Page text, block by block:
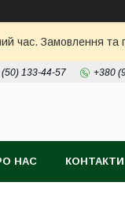
час. Замовлення
133-44-57 +380
НАС КОНТАКТИ